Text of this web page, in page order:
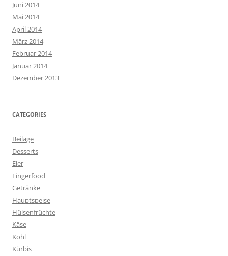
Juni 2014
Mai 2014
April 2014
März 2014
Februar 2014
Januar 2014
Dezember 2013
CATEGORIES
Beilage
Desserts
Eier
Fingerfood
Getränke
Hauptspeise
Hülsenfrüchte
Käse
Kohl
Kürbis